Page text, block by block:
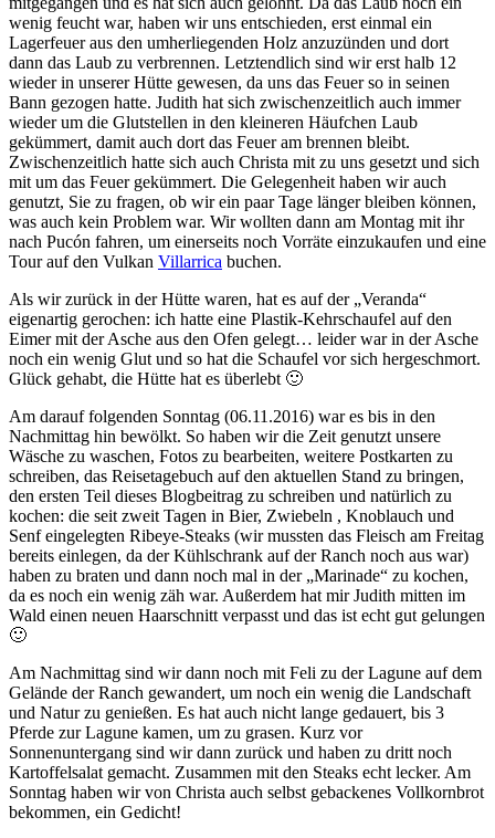
wenig feucht war, haben wir uns entschieden, erst einmal ein
Lagerfeuer aus den umherliegenden Holz anzuzünden und dort
dann das Laub zu verbrennen. Letztendlich sind wir erst halb 12
wieder in unserer Hütte gewesen, da uns das Feuer so in seinen
Bann gezogen hatte. Judith hat sich zwischenzeitlich auch immer
wieder um die Glutstellen in den kleineren Häufchen Laub
gekümmert, damit auch dort das Feuer am brennen bleibt.
Zwischenzeitlich hatte sich auch Christa mit zu uns gesetzt und sich
mit um das Feuer gekümmert. Die Gelegenheit haben wir auch
genutzt, Sie zu fragen, ob wir ein paar Tage länger bleiben können,
was auch kein Problem war. Wir wollten dann am Montag mit ihr
nach Pucón fahren, um einerseits noch Vorräte einzukaufen und eine
Tour auf den Vulkan Villarrica buchen.
Als wir zurück in der Hütte waren, hat es auf der „Veranda“
eigenartig gerochen: ich hatte eine Plastik-Kehrschaufel auf den
Eimer mit der Asche aus den Ofen gelegt… leider war in der Asche
noch ein wenig Glut und so hat die Schaufel vor sich hergeschmort.
Glück gehabt, die Hütte hat es überlebt 🙂
Am darauf folgenden Sonntag (06.11.2016) war es bis in den
Nachmittag hin bewölkt. So haben wir die Zeit genutzt unsere
Wäsche zu waschen, Fotos zu bearbeiten, weitere Postkarten zu
schreiben, das Reisetagebuch auf den aktuellen Stand zu bringen,
den ersten Teil dieses Blogbeitrag zu schreiben und natürlich zu
kochen: die seit zweit Tagen in Bier, Zwiebeln , Knoblauch und
Senf eingelegten Ribeye-Steaks (wir mussten das Fleisch am Freitag
bereits einlegen, da der Kühlschrank auf der Ranch noch aus war)
haben zu braten und dann noch mal in der „Marinade“ zu kochen,
da es noch ein wenig zäh war. Außerdem hat mir Judith mitten im
Wald einen neuen Haarschnitt verpasst und das ist echt gut gelungen
🙂
Am Nachmittag sind wir dann noch mit Feli zu der Lagune auf dem
Gelände der Ranch gewandert, um noch ein wenig die Landschaft
und Natur zu genießen. Es hat auch nicht lange gedauert, bis 3
Pferde zur Lagune kamen, um zu grasen. Kurz vor
Sonnenuntergang sind wir dann zurück und haben zu dritt noch
Kartoffelsalat gemacht. Zusammen mit den Steaks echt lecker. Am
Sonntag haben wir von Christa auch selbst gebackenes Vollkornbrot
bekommen, ein Gedicht!